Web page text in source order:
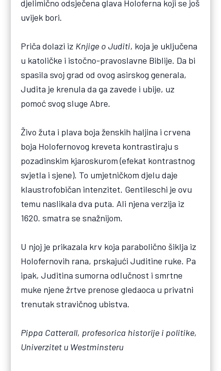
djelimično odsječena glava Holoferna koji se još
uvijek bori.
Priča dolazi iz Knjige o Juditi, koja je uključena
u katoličke i istočno-pravoslavne Biblije. Da bi
spasila svoj grad od ovog asirskog generala,
Judita je krenula da ga zavede i ubije, uz
pomoć svog sluge Abre.
Živo žuta i plava boja ženskih haljina i crvena
boja Holofernovog kreveta kontrastiraju s
pozadinskim kjaroskurom (efekat kontrastnog
svjetla i sjene). To umjetničkom djelu daje
klaustrofobičan intenzitet. Gentileschi je ovu
temu naslikala dva puta. Ali njena verzija iz
1620. smatra se snažnijom.
U njoj je prikazala krv koja parabolično šiklja iz
Holofernovih rana, prskajući Juditine ruke. Pa
ipak, Juditina sumorna odlučnost i smrtne
muke njene žrtve prenose gledaoca u privatni
trenutak stravičnog ubistva.
Pippa Catterall, profesorica historije i politike,
Univerzitet u Westminsteru